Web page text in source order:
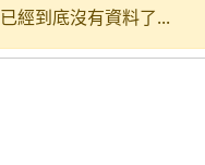
已經到底沒有資料了...